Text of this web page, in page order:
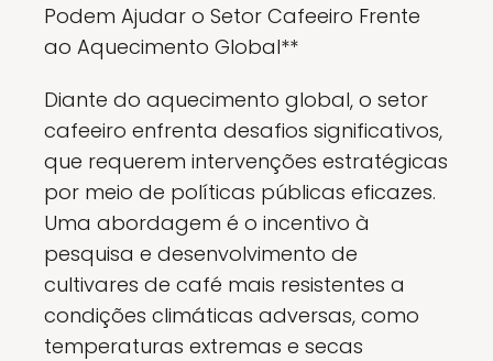
Podem Ajudar o Setor Cafeeiro Frente
ao Aquecimento Global**
Diante do aquecimento global, o setor
cafeeiro enfrenta desafios significativos,
que requerem intervenções estratégicas
por meio de políticas públicas eficazes.
Uma abordagem é o incentivo à
pesquisa e desenvolvimento de
cultivares de café mais resistentes a
condições climáticas adversas, como
temperaturas extremas e secas